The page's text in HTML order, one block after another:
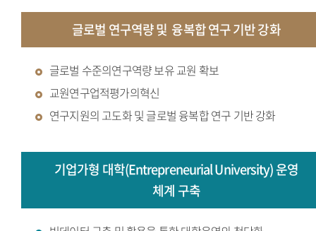
글로벌 연구역량 및 융복합 연구 기반 강화
글로벌 수준의연구역량 보유 교원 확보
교원연구업적평가의혁신
연구지원의 고도화 및 글로벌 융복합 연구 기반 강화
기업가형 대학(Entrepreneurial University) 운영
체계 구축